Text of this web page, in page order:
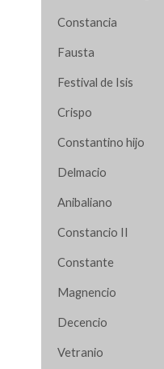
Constancia
Fausta
Festival de Isis
Crispo
Constantino hijo
Delmacio
Anibaliano
Constancio II
Constante
Magnencio
Decencio
Vetranio